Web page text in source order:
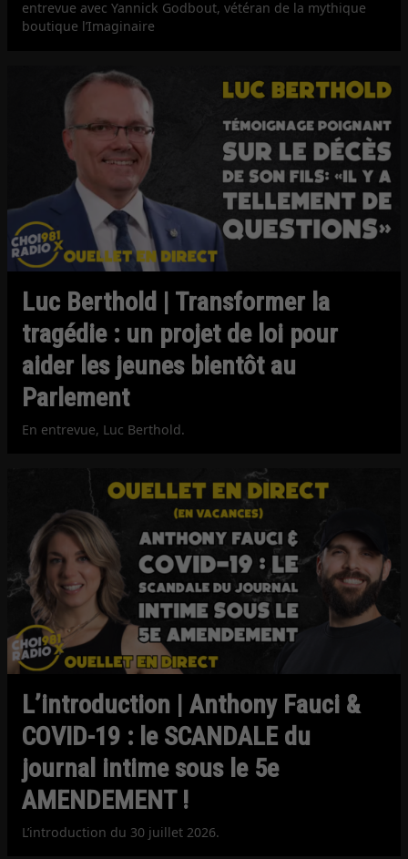
entrevue avec Yannick Godbout, vétéran de la mythique
boutique l’Imaginaire
Luc Berthold | Transformer la
tragédie : un projet de loi pour
aider les jeunes bientôt au
Parlement
En entrevue, Luc Berthold.
L’introduction | Anthony Fauci &
COVID-19 : le SCANDALE du
journal intime sous le 5e
AMENDEMENT !
L’introduction du 30 juillet 2026.